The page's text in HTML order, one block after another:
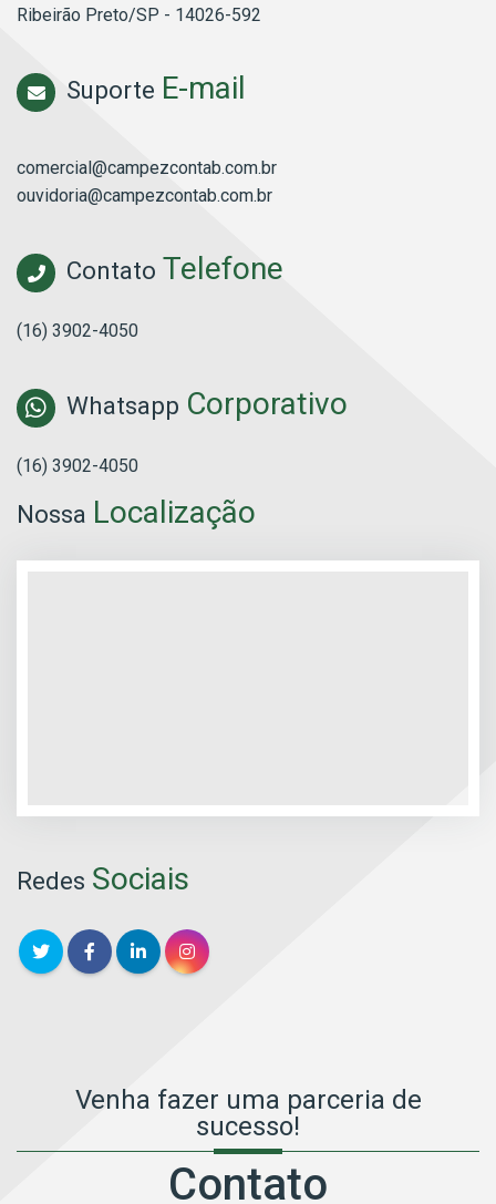
Ribeirão Preto/SP - 14026-592
Suporte E-mail
comercial@campezcontab.com.br
ouvidoria@campezcontab.com.br
Contato Telefone
(16) 3902-4050
Whatsapp Corporativo
(16) 3902-4050
Nossa Localização
Redes Sociais
Venha fazer uma parceria de
sucesso!
Contato